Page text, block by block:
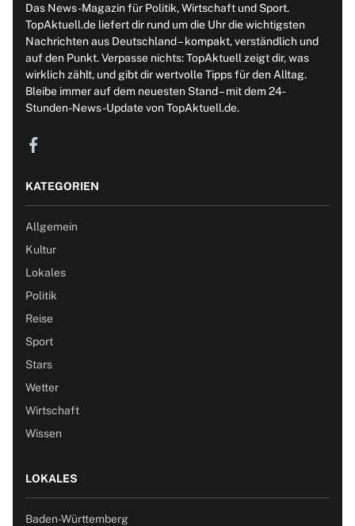
Das News-Magazin für Politik, Wirtschaft und Sport.
TopAktuell.de liefert dir rund um die Uhr die wichtigsten
Nachrichten aus Deutschland – kompakt, verständlich und
auf den Punkt. Verpasse nichts: TopAktuell zeigt dir, was
wirklich zählt, und gibt dir wertvolle Tipps für den Alltag.
Bleibe immer auf dem neuesten Stand – mit dem 24-
Stunden-News-Update von TopAktuell.de.
KATEGORIEN
Allgemein
Kultur
Lokales
Politik
Reise
Sport
Stars
Wetter
Wirtschaft
Wissen
LOKALES
Baden-Württemberg